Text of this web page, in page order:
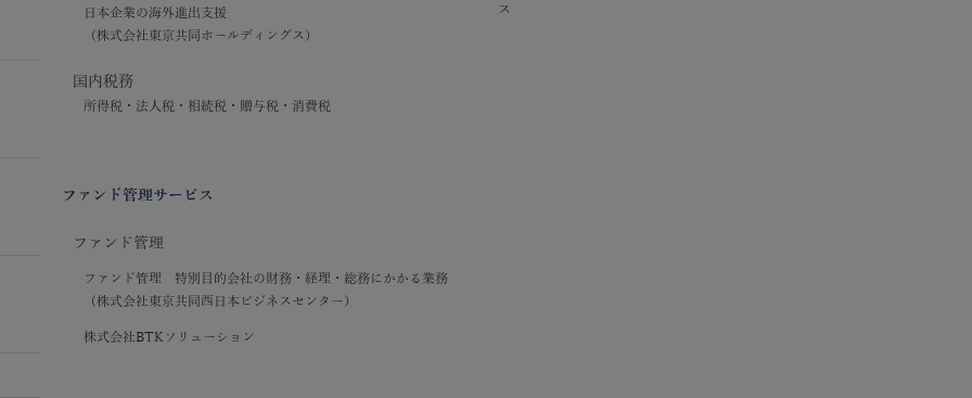
日本企業の海外進出支援
（株式会社東京共同ホールディングス）
国内税務
所得税・法人税・相続税・贈与税・消費税
ファンド管理サービス
ファンド管理
ファンド管理 特別目的会社の財務・経理・総務にかかる業務
（株式会社東京共同西日本ビジネスセンター）
株式会社BTKソリューション
ス